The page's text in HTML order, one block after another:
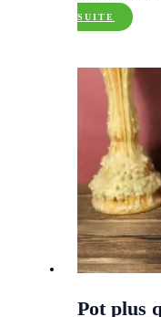
SUITE
Pot plus